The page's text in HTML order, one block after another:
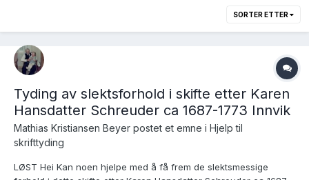
SORTER ETTER
Tyding av slektsforhold i skifte etter Karen
Hansdatter Schreuder ca 1687-1773 Innvik
Mathias Kristiansen Beyer postet et emne i Hjelp til
skrifttyding
LØST Hei Kan noen hjelpe med å få frem de slektsmessige